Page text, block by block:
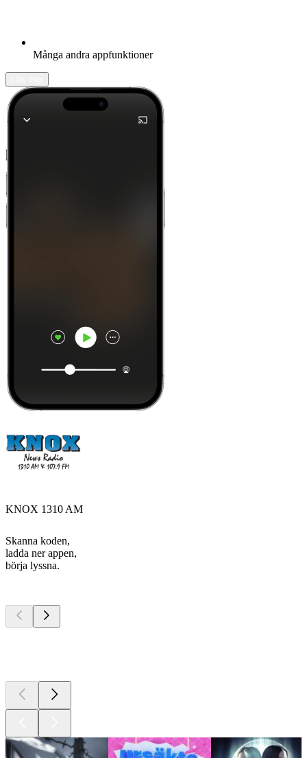
Många andra appfunktioner
KNOX 1310 AM
Skanna koden,
ladda ner appen,
börja lyssna.